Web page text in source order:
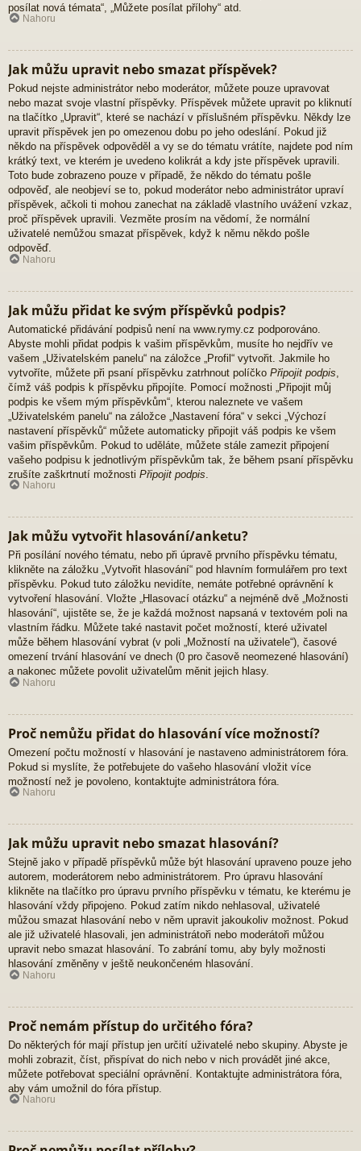
posílat nová témata“, „Můžete posílat přílohy“ atd.
Nahoru
Jak můžu upravit nebo smazat příspěvek?
Pokud nejste administrátor nebo moderátor, můžete pouze upravovat
nebo mazat svoje vlastní příspěvky. Příspěvek můžete upravit po kliknutí
na tlačítko „Upravit“, které se nachází v příslušném příspěvku. Někdy lze
upravit příspěvek jen po omezenou dobu po jeho odeslání. Pokud již
někdo na příspěvek odpověděl a vy se do tématu vrátíte, najdete pod ním
krátký text, ve kterém je uvedeno kolikrát a kdy jste příspěvek upravili.
Toto bude zobrazeno pouze v případě, že někdo do tématu pošle
odpověď, ale neobjeví se to, pokud moderátor nebo administrátor upraví
příspěvek, ačkoli ti mohou zanechat na základě vlastního uvážení vzkaz,
proč příspěvek upravili. Vezměte prosím na vědomí, že normální
uživatelé nemůžou smazat příspěvek, když k němu někdo pošle
odpověď.
Nahoru
Jak můžu přidat ke svým příspěvků podpis?
Automatické přidávání podpisů není na www.rymy.cz podporováno.
Abyste mohli přidat podpis k vašim příspěvkům, musíte ho nejdřív ve
vašem „Uživatelském panelu“ na záložce „Profil“ vytvořit. Jakmile ho
vytvoříte, můžete při psaní příspěvku zatrhnout políčko Připojit podpis
čímž váš podpis k příspěvku připojíte. Pomocí možnosti „Připojit můj
podpis ke všem mým příspěvkům“, kterou naleznete ve vašem
„Uživatelském panelu“ na záložce „Nastavení fóra“ v sekci „Výchozí
nastavení příspěvků“ můžete automaticky připojit váš podpis ke všem
vašim příspěvkům. Pokud to uděláte, můžete stále zamezit připojení
vašeho podpisu k jednotlivým příspěvkům tak, že během psaní příspěvku
zrušíte zaškrtnutí možnosti Připojit podpis
Nahoru
Jak můžu vytvořit hlasování/anketu?
Při posílání nového tématu, nebo při úpravě prvního příspěvku tématu,
klikněte na záložku „Vytvořit hlasování“ pod hlavním formulářem pro text
příspěvku. Pokud tuto záložku nevidíte, nemáte potřebné oprávnění k
vytvoření hlasování. Vložte „Hlasovací otázku“ a nejméně dvě „Možnosti
hlasování“, ujistěte se, že je každá možnost napsaná v textovém poli na
vlastním řádku. Můžete také nastavit počet možností, které uživatel
může během hlasování vybrat (v poli „Možností na uživatele“), časové
omezení trvání hlasování ve dnech (0 pro časově neomezené hlasování)
a nakonec můžete povolit uživatelům měnit jejich hlasy.
Nahoru
Proč nemůžu přidat do hlasování více možností?
Omezení počtu možností v hlasování je nastaveno administrátorem fóra.
Pokud si myslíte, že potřebujete do vašeho hlasování vložit více
možností než je povoleno, kontaktujte administrátora fóra.
Nahoru
Jak můžu upravit nebo smazat hlasování?
Stejně jako v případě příspěvků může být hlasování upraveno pouze jeho
autorem, moderátorem nebo administrátorem. Pro úpravu hlasování
klikněte na tlačítko pro úpravu prvního příspěvku v tématu, ke kterému je
hlasování vždy připojeno. Pokud zatím nikdo nehlasoval, uživatelé
můžou smazat hlasování nebo v něm upravit jakoukoliv možnost. Pokud
ale již uživatelé hlasovali, jen administrátoři nebo moderátoři můžou
upravit nebo smazat hlasování. To zabrání tomu, aby byly možnosti
hlasování změněny v ještě neukončeném hlasování.
Nahoru
Proč nemám přístup do určitého fóra?
Do některých fór mají přístup jen určití uživatelé nebo skupiny. Abyste je
mohli zobrazit, číst, přispívat do nich nebo v nich provádět jiné akce,
můžete potřebovat speciální oprávnění. Kontaktujte administrátora fóra,
aby vám umožnil do fóra přístup.
Nahoru